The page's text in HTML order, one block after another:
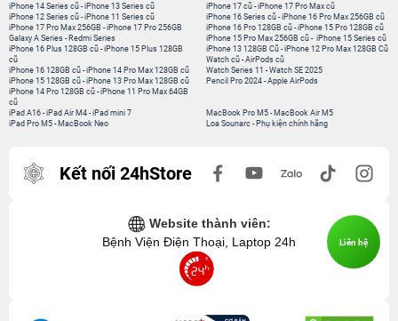
iPhone 14 Series cũ -iPhone 13 Series cũ
iPhone 12 Series cũ -iPhone 11 Series cũ
iPhone 17 Pro Max 256GB -iPhone 17 Pro 256GB
Galaxy A Series - Redmi Series
iPhone 17 cũ-iPhone 17 Pro Max cũ
iPhone 16 Series cũ- iPhone 16 Pro Max 256GB cũ
iPhone 16 Pro 128GB cũ-iPhone 15 Pro 128GB cũ
iPhone 15 Pro Max 256GB cũ- iPhone 15 Series cũ
iPhone 16 Plus 128GB cũ -iPhone 15 Plus 128GB
cũ
iPhone 16 128GB cũ -iPhone 14 Pro Max 128GB cũ
iPhone 15 128GB cũ -iPhone 13 Pro Max 128GB cũ
iPhone 14 Pro 128GB cũ -iPhone 11 Pro Max 64GB
cũ
iPhone 13 128GB Cũ-iPhone 12 Pro Max 128GB Cũ
Watch cũ-AirPods cũ
Watch Series 11 -Watch SE 2025
Pencil Pro 2024-Apple AirPods
iPad A16 -iPad Air M4 -iPad mini 7
iPad Pro M5 - MacBook Neo
MacBook Pro M5- MacBook Air M5
Loa Sounarc- Phụ kiện chính hãng
Kết nối 24hStore
Website thành viên:
Bệnh Viện Điện Thoại, Laptop 24h
Liên hệ